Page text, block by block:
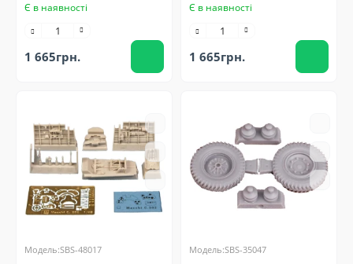
Є в наявності
1 665грн.
Є в наявності
1 665грн.
Модель:SBS-48017 Модель:SBS-35047